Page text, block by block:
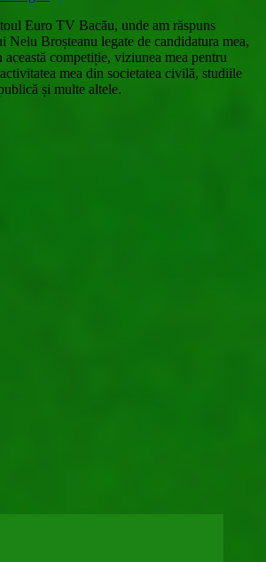
Euro TV Bacău, unde am răspuns
Broșteanu legate de candidatura mea,
competiție, viziunea mea pentru
mea din societatea civilă, studiile
și multe altele.